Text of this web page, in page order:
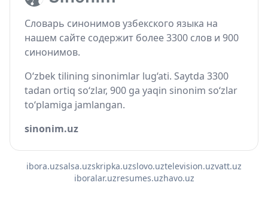
Словарь синонимов узбекского языка на
нашем сайте содержит более 3300 слов и 900
синонимов.
O‘zbek tilining sinonimlar lug‘ati. Saytda 3300
tadan ortiq so‘zlar, 900 ga yaqin sinonim so‘zlar
to‘plamiga jamlangan.
sinonim.uz
ibora.uzsalsa.uzskripka.uzslovo.uztelevision.uzvatt.uz
iboralar.uzresumes.uzhavo.uz